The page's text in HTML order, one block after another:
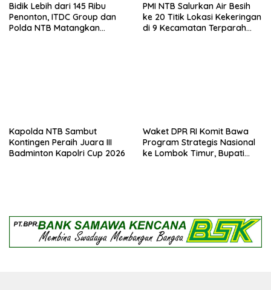
Bidik Lebih dari 145 Ribu
Penonton, ITDC Group dan
Polda NTB Matangkan
PMI NTB Salurkan Air Besih
ke 20 Titik Lokasi Kekeringan
di 9 Kecamatan Terparah
Kapolda NTB Sambut
Kontingen Peraih Juara III
Badminton Kapolri Cup 2026
Waket DPR RI Komit Bawa
Program Strategis Nasional
ke Lombok Timur, Bupati